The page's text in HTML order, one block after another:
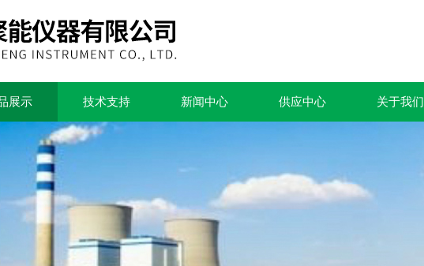
展示 技术支持 新闻中心 供应中心 关于我们